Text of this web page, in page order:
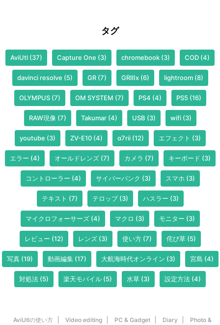
タグ
AviUtl (37) Capture One (3) chromebook (3) COD (4)
davinci resolve (5) GR(7) GRⅢx(6) lightroom(8)
OLYMPUS(7) OM SYSTEM (7) PS4 (4) PS5(16)
RAW現像 (7) Takumar(4) USB (3) wifi(3)
youtube (3) ZV-E10(4) α7rii(12) エフェクト (3)
エラー (4) オールドレンズ(7) カメラ (7) キーボード (3)
コントローラー (4) サイバーパンク (3) スマホ (3)
テキスト (7) テロップ(3) ハスラー (3)
マイクロフォーサーズ(4) マクロ (3) モニター (3)
レビュー (12) レンズ(3) 使い方(7) 侘び草(5)
写真(19) 動画編集(17) 大航海時代オンライン (3) 宮島 (4)
対処法 (5) 楽天モバイル (5) 水草 (3) 設定方法 (4)
AviUtlの使い方 Video editing PC & Gadget Diary Photo &